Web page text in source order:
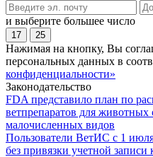
и выберите большее число
17 25
Нажимая на кнопку, Вы
персональных данных в
конфиденциальности»
Законодательство
FDA представило план по
ветпрепаратов для
малочисленных видов
Пользователи ВетИС с 1
без привязки учетной записи